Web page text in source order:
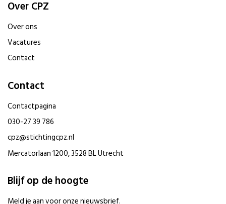
Over CPZ
Over ons
Vacatures
Contact
Contact
Contactpagina
030-27 39 786
cpz@stichtingcpz.nl
Mercatorlaan 1200, 3528 BL Utrecht
Blijf op de hoogte
Meld je aan voor onze nieuwsbrief.